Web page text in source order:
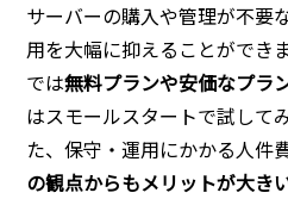
サーバーの購入や管理が不要
用を大幅に抑えることができ
では無料プランや安価なプラ
はスモールスタートで試して
た、保守・運用にかかる人件
の観点からもメリットが大き